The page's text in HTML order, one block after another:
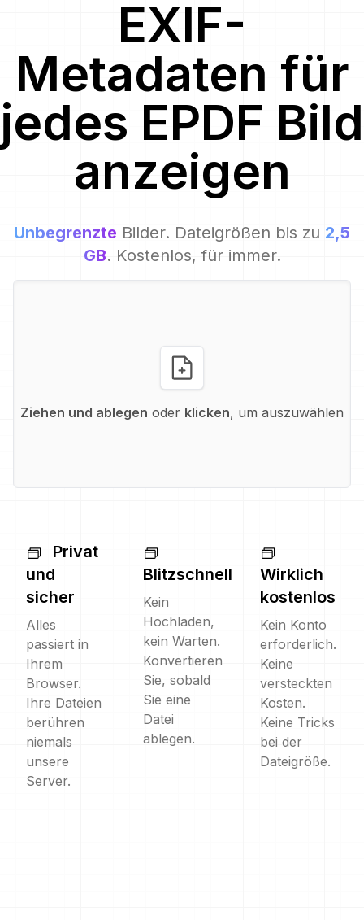
EXIF-
Metadaten für
jedes EPDF Bild
anzeigen
Unbegrenzte Bilder. Dateigrößen bis zu 2,5
GB. Kostenlos, für immer.
Ziehen und ablegen oder klicken, um auszuwählen
Privat
und
sicher
Alles
passiert in
Ihrem
Browser.
Ihre Dateien
berühren
niemals
unsere
Server.
Blitzschnell
Kein
Hochladen,
kein Warten.
Konvertieren
Sie, sobald
Sie eine
Datei
ablegen.
Wirklich
kostenlos
Kein Konto
erforderlich.
Keine
versteckten
Kosten.
Keine Tricks
bei der
Dateigröße.